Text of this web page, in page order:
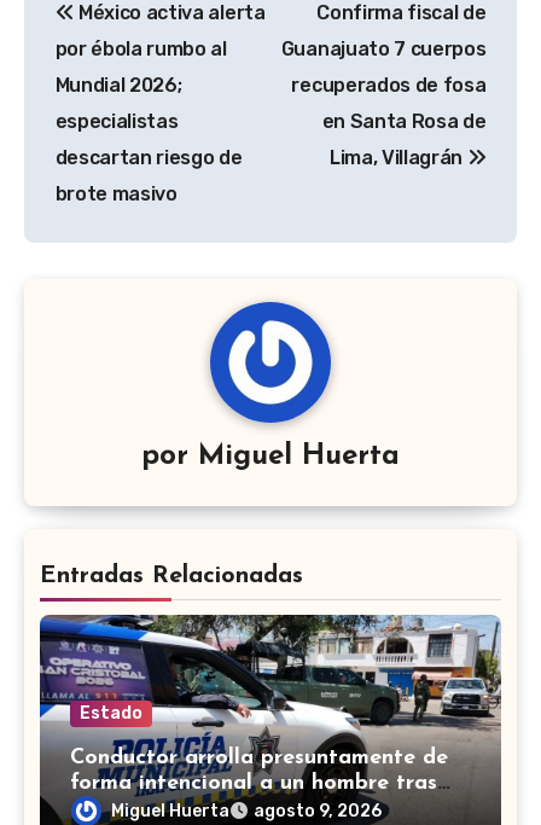
de
entradas
México activa alerta
por ébola rumbo al
Mundial 2026;
especialistas
descartan riesgo de
brote masivo
Confirma fiscal de
Guanajuato 7 cuerpos
recuperados de fosa
en Santa Rosa de
Lima, Villagrán
por Miguel Huerta
Entradas Relacionadas
Estado
Conductor arrolla presuntamente de
forma intencional a un hombre tras
una riña en Celaya
Miguel Huerta agosto 9, 2026